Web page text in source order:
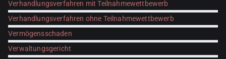
Verhandlungsverfahren mit Teilnahmewettbewerb
Verhandlungsverfahren ohne Teilnahmewettbewerb
Vermögensschaden
Verwaltungsgericht